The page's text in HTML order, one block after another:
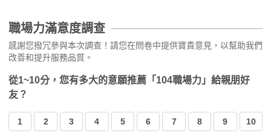
職場力滿意度調查
感謝您撥冗參與本次調查！請您在問卷中提供寶貴意見，以幫助我們
改善和提升服務品質。
從1~10分，您有多大的意願推薦「104職場力」給親朋好
友？
1 2 3 4 5 6 7 8 9 10